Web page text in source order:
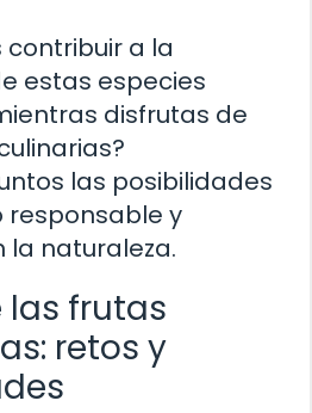
a la
estas especies
disfrutas de
las posibilidades
responsable y
la naturaleza.
las frutas
retos y